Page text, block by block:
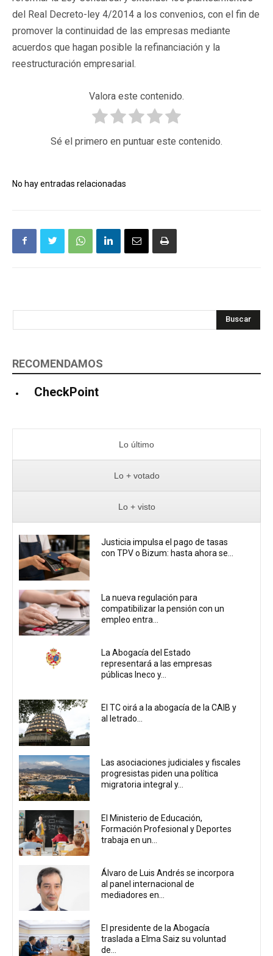
del Real Decreto-ley 4/2014 a los convenios, con el fin de
promover la continuidad de las empresas mediante
acuerdos que hagan posible la refinanciación y la
reestructuración empresarial.
Valora este contenido.
Sé el primero en puntuar este contenido.
No hay entradas relacionadas
Buscar
RECOMENDAMOS
CheckPoint
Lo último
Lo + votado
Lo + visto
Justicia impulsa el pago de tasas
con TPV o Bizum: hasta ahora se...
La nueva regulación para
compatibilizar la pensión con un
empleo entra...
La Abogacía del Estado
representará a las empresas
públicas Ineco y...
El TC oirá a la abogacía de la CAIB y
al letrado...
Las asociaciones judiciales y fiscales
progresistas piden una política
migratoria integral y...
El Ministerio de Educación,
Formación Profesional y Deportes
trabaja en un...
Álvaro de Luis Andrés se incorpora
al panel internacional de
mediadores en...
El presidente de la Abogacía
traslada a Elma Saiz su voluntad
de...